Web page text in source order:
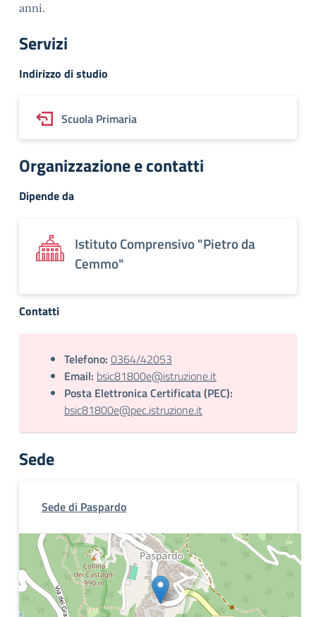
anni.
Servizi
Indirizzo di studio
Scuola Primaria
Organizzazione e contatti
Dipende da
Istituto Comprensivo "Pietro da
Cemmo"
Contatti
Telefono: 0364/42053
Email: bsic81800e@istruzione.it
Posta Elettronica Certificata (PEC):
bsic81800e@pec.istruzione.it
Sede
Sede di Paspardo